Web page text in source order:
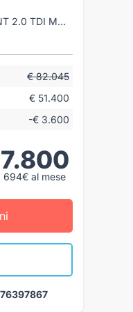
A5 AVANT 2.0 TDI MHEV+ S LINE EDITION 204CV S-TRONIC
€ 82.045
€ 51.400
-€ 3.600
694€ al mese